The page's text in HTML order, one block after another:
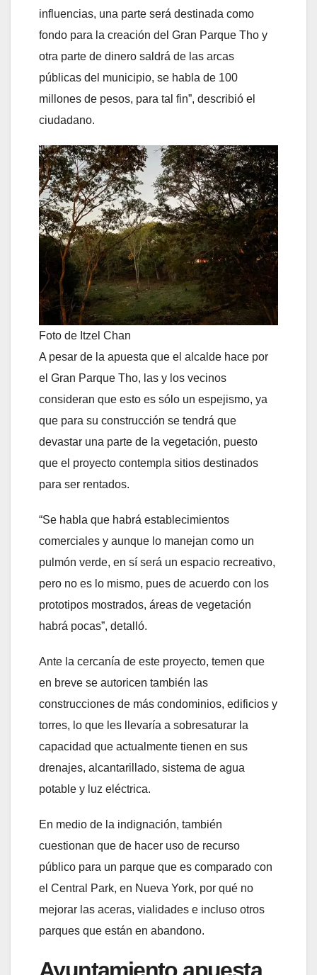
influencias, una parte será destinada como
fondo para la creación del Gran Parque Tho y
otra parte de dinero saldrá de las arcas
públicas del municipio, se habla de 100
millones de pesos, para tal fin”, describió el
ciudadano.
Foto de Itzel Chan
A pesar de la apuesta que el alcalde hace por
el Gran Parque Tho, las y los vecinos
consideran que esto es sólo un espejismo, ya
que para su construcción se tendrá que
devastar una parte de la vegetación, puesto
que el proyecto contempla sitios destinados
para ser rentados.
“Se habla que habrá establecimientos
comerciales y aunque lo manejan como un
pulmón verde, en sí será un espacio recreativo,
pero no es lo mismo, pues de acuerdo con los
prototipos mostrados, áreas de vegetación
habrá pocas”, detalló.
Ante la cercanía de este proyecto, temen que
en breve se autoricen también las
construcciones de más condominios, edificios y
torres, lo que les llevaría a sobresaturar la
capacidad que actualmente tienen en sus
drenajes, alcantarillado, sistema de agua
potable y luz eléctrica.
En medio de la indignación, también
cuestionan que de hacer uso de recurso
público para un parque que es comparado con
el Central Park, en Nueva York, por qué no
mejorar las aceras, vialidades e incluso otros
parques que están en abandono.